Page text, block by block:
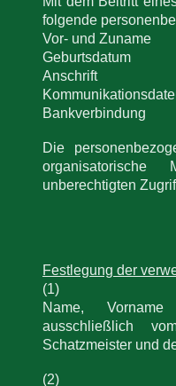
folgende
Vor- und Zuname
Geburtsdatum
Anschrift
Bankverbindung
Die
organisatorische
unberechtigten
Festlegung der
(1)
Name,
ausschließlich
Schatzmeister und
(2)